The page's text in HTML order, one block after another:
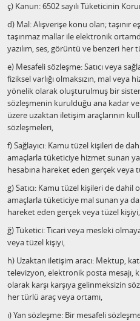
ç) Kanun: 6502 sayılı Tüketicinin
d) Mal: Alışverişe konu olan; taşınır
taşınmaz mallar ile elektronik
yazılım, ses, görüntü ve benzeri her
e) Mesafeli sözleşme: Satıcı veya
fiziksel varlığı olmaksızın, mal veya
yönelik olarak oluşturulmuş bir
sözleşmenin kurulduğu ana kadar
üzere uzaktan iletişim araçlarının
sözleşmeleri,
f) Sağlayıcı: Kamu tüzel kişileri de
amaçlarla tüketiciye hizmet sunan
hesabına hareket eden gerçek veya
g) Satıcı: Kamu tüzel kişileri de
amaçlarla tüketiciye mal sunan ya da
hareket eden gerçek veya tüzel kişiyi,
ğ) Tüketici: Ticari veya mesleki
veya tüzel kişiyi,
h) Uzaktan iletişim aracı: Mektup,
televizyon, elektronik posta mesajı,
olarak karşı karşıya gelinmeksizin
her türlü araç veya ortamı,
ı) Yan sözleşme: Bir mesafeli